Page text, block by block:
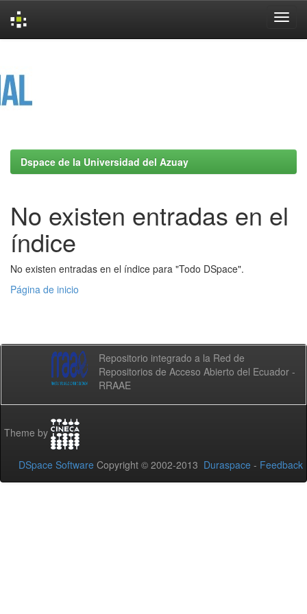
Dspace de la Universidad del Azuay
No existen entradas en el
índice
No existen entradas en el índice para "Todo DSpace".
Página de inicio
Repositorio integrado a la Red de
Repositorios de Acceso Abierto del Ecuador -
RRAAE
Theme by
DSpace Software Copyright © 2002-2013 Duraspace - Feedback